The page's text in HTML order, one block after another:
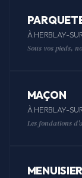
À HERBLAY-
Sous vos pieds,
MAÇON
À HERBLAY-
Les fondations
MENUISIER